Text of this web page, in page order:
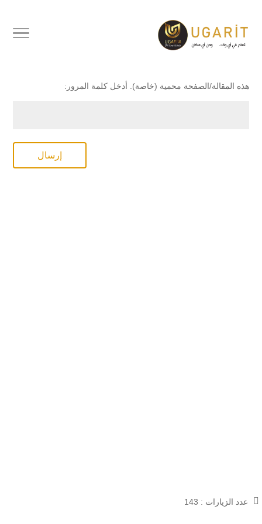
محمي بكلمة مرور
هذه المقالة/الصفحة محمية (خاصة). أدخل كلمة المرور:
إرسال
عدد الزيارات : 143